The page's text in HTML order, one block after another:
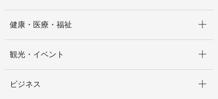
健康・医療・福祉
観光・イベント
ビジネス